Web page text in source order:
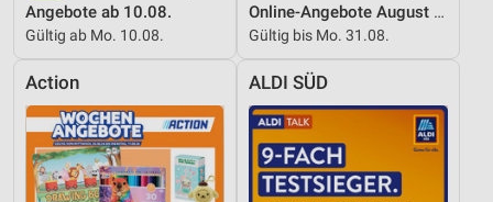
Angebote ab 10.08.
Gültig ab Mo. 10.08.
Online-Angebote August 2026
Gültig bis Mo. 31.08.
Action ALDI SÜD